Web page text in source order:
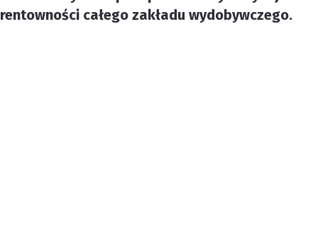
rentowności całego zakładu wydobywczego.